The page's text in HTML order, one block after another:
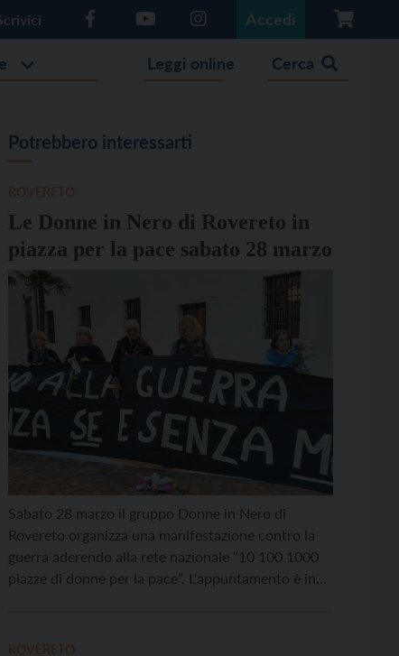
Accedi
Leggi online Cerca
Potrebbero interessarti
Le Donne in Nero di Rovereto in
piazza per la pace sabato 28 marzo
Sabato 28 marzo il gruppo Donne in Nero di
Rovereto organizza una manifestazione contro la
guerra aderendo alla rete nazionale “10 100 1000
piazze di donne per la pace”. L’appuntamento è in